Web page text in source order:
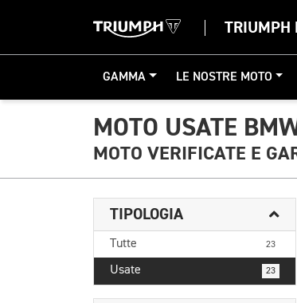
TRIUMPH
GAMMA LE NOSTRE MOTO
MOTO USATE
MOTO VERIFICATE E
TIPOLOGIA
Tutte 23
Usate 23